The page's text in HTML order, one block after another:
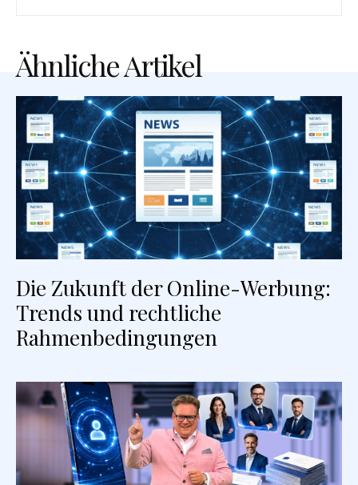
Ähnliche Artikel
Die Zukunft der Online-Werbung:
Trends und rechtliche
Rahmenbedingungen